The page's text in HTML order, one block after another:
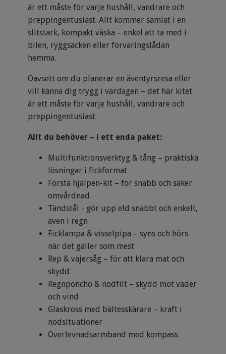
är ett måste för varje hushåll, vandrare och
preppingentusiast. Allt kommer samlat i en
slitstark, kompakt väska – enkel att ta med i
bilen, ryggsäcken eller förvaringslådan
hemma.
Oavsett om du planerar en äventyrsresa eller
vill känna dig trygg i vardagen – det här kitet
är ett måste för varje hushåll, vandrare och
preppingentusiast.
Allt du behöver – i ett enda paket:
Multifunktionsverktyg & tång – praktiska
lösningar i fickformat
Första hjälpen-kit – för snabb och säker
omvårdnad
Tändstål - gör upp eld snabbt och enkelt,
även i regn
Ficklampa & visselpipa – syns och hörs
när det gäller som mest
Rep & vajersåg – för att klara mat och
skydd
Regnponcho & nödfilt – skydd mot väder
och vind
Glaskross med bältesskärare – kraft i
nödsituationer
Överlevnadsarmband med kompass